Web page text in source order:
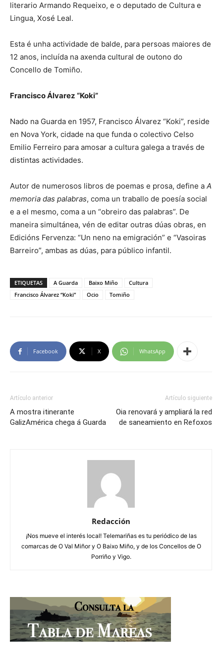
literario Armando Requeixo, e o deputado de Cultura e
Lingua, Xosé Leal.
Esta é unha actividade de balde, para persoas maiores de
12 anos, incluída na axenda cultural de outono do
Concello de Tomiño.
Francisco Álvarez “Koki”
Nado na Guarda en 1957, Francisco Álvarez “Koki”, reside
en Nova York, cidade na que funda o colectivo Celso
Emilio Ferreiro para amosar a cultura galega a través de
distintas actividades.
Autor de numerosos libros de poemas e prosa, define a A
memoria das palabras, coma un traballo de poesía social
e a el mesmo, coma a un “obreiro das palabras”. De
maneira simultánea, vén de editar outras dúas obras, en
Edicións Fervenza: “Un neno na emigración” e “Vasoiras
Barreiro”, ambas as dúas, para público infantil.
ETIQUETAS A Guarda Baixo Miño
Cultura
Francisco Álvarez “Koki”
Ocio Tomiño
Facebook X WhatsApp
Artículo anterior
A mostra itinerante
GalizAmérica chega á Guarda
Artículo siguiente
Oia renovará y ampliará la red
de saneamiento en Refoxos
Redacción
¡Nos mueve el interés local! Telemariñas es tu periódico de las
comarcas de O Val Miñor y O Baixo Miño, y de los Concellos de O
Porriño y Vigo.